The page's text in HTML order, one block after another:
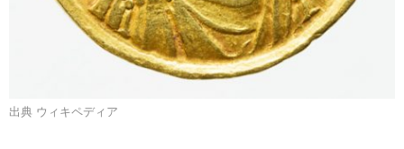
出典 ウィキペディア